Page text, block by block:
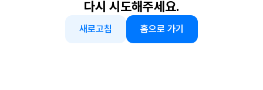
다시 시도해주세요.
새로고침 홈으로 가기